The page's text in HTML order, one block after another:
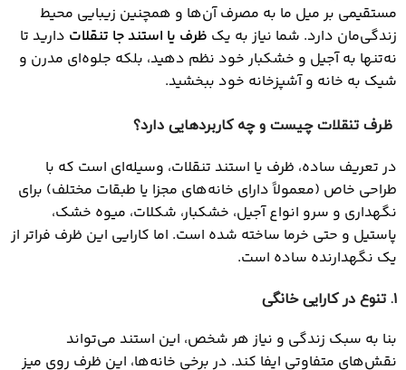
مستقیمی بر میل ما به مصرف آن‌ها و همچنین زیبایی محیط
زندگی‌مان دارد. شما نیاز به یک ظرف یا استند جا تنقلات دارید تا
نه‌تنها به آجیل و خشکبار خود نظم دهید، بلکه جلوه‌ای مدرن و
شیک به خانه و آشپزخانه خود ببخشید.
ظرف تنقلات چیست و چه کاربردهایی دارد؟
در تعریف ساده، ظرف یا استند تنقلات، وسیله‌ای است که با
طراحی خاص (معمولاً دارای خانه‌های مجزا یا طبقات مختلف) برای
نگهداری و سرو انواع آجیل، خشکبار، شکلات، میوه خشک،
پاستیل و حتی خرما ساخته شده است. اما کارایی این ظرف فراتر از
یک نگهدارنده ساده است.
۱. تنوع در کارایی خانگی
بنا به سبک زندگی و نیاز هر شخص، این استند می‌تواند
نقش‌های متفاوتی ایفا کند. در برخی خانه‌ها، این ظرف روی میز